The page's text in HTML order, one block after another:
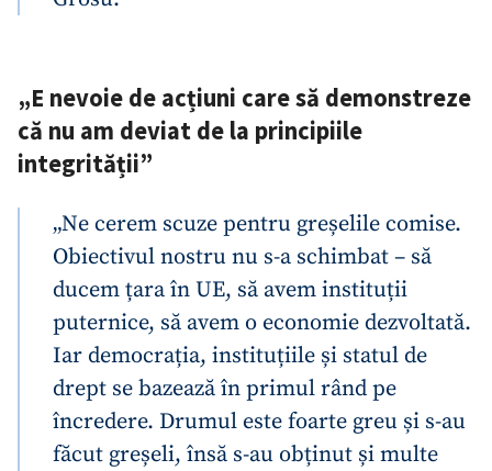
„E nevoie de acțiuni care să demonstreze
că nu am deviat de la principiile
integrității”
„Ne cerem scuze pentru greșelile comise.
Obiectivul nostru nu s-a schimbat – să
ducem țara în UE, să avem instituții
puternice, să avem o economie dezvoltată.
Iar democrația, instituțiile și statul de
drept se bazează în primul rând pe
încredere. Drumul este foarte greu și s-au
făcut greșeli, însă s-au obținut și multe